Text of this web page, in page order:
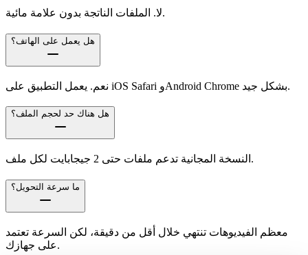
لا. الملفات الناتجة بدون علامة مائية.
هل يعمل على الهاتف؟
نعم. يعمل التطبيق على iOS Safari وAndroid Chrome بشكل جيد.
هل هناك حد لحجم الملف؟
النسخة المجانية تدعم ملفات حتى 2 جيجابايت لكل ملف.
ما سرعة التحويل؟
معظم الفيديوهات تنتهي خلال أقل من دقيقة، لكن السرعة تعتمد
على جهازك.